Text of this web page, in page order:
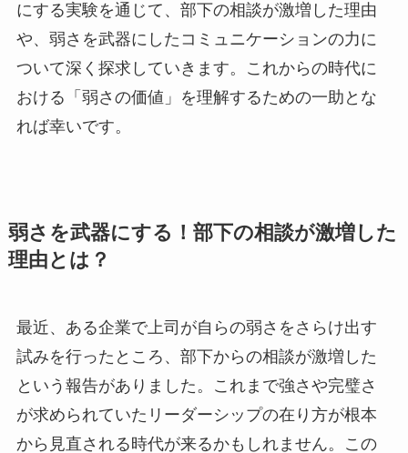
にする実験を通じて、部下の相談が激増した理由
や、弱さを武器にしたコミュニケーションの力に
ついて深く探求していきます。これからの時代に
おける「弱さの価値」を理解するための一助とな
れば幸いです。
弱さを武器にする！部下の相談が激増した
理由とは？
最近、ある企業で上司が自らの弱さをさらけ出す
試みを行ったところ、部下からの相談が激増した
という報告がありました。これまで強さや完璧さ
が求められていたリーダーシップの在り方が根本
から見直される時代が来るかもしれません。この